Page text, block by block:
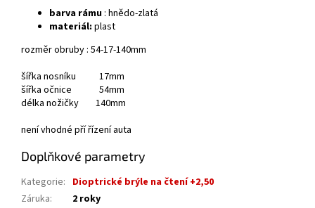
barva rámu : hnědo-zlatá
materiál: plast
rozměr obruby : 54-17-140mm
šířka nosníku 17mm
šířka očnice 54mm
délka nožičky 140mm
není vhodné pří řízení auta
Doplňkové parametry
Kategorie: Dioptrické brýle na čtení +2,50
Záruka:
2 roky